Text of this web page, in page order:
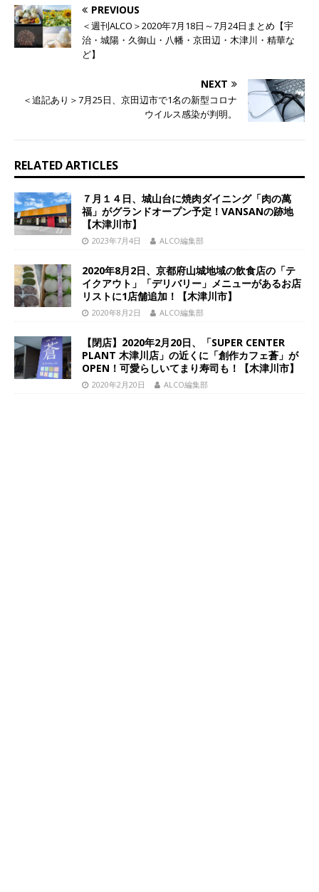
PREVIOUS
＜週刊ALCO＞2020年7月18日～7月24日まとめ【宇
治・城陽・久御山・八幡・京田辺・木津川・精華な
ど】
NEXT
＜追記あり＞7月25日、京田辺市で1名の新型コロナ
ウイルス感染が判明。
RELATED ARTICLES
７月１４日、城山台に焼肉ダイニング「肉の萬
福」がグランドオープン予定！VANSANの跡地
【木津川市】
2023年7月4日 ALCO編集部
2020年8月2日、京都府山城地域の飲食店の「テ
イクアウト」「デリバリー」メニューがあるお店
リストに1店舗追加！【木津川市】
2020年8月2日 ALCO編集部
【閉店】2020年2月20日、「SUPER CENTER
PLANT 木津川店」の近くに「創作カフェ蒼」が
OPEN！可愛らしいてまり寿司も！【木津川市】
2020年2月20日 ALCO編集部